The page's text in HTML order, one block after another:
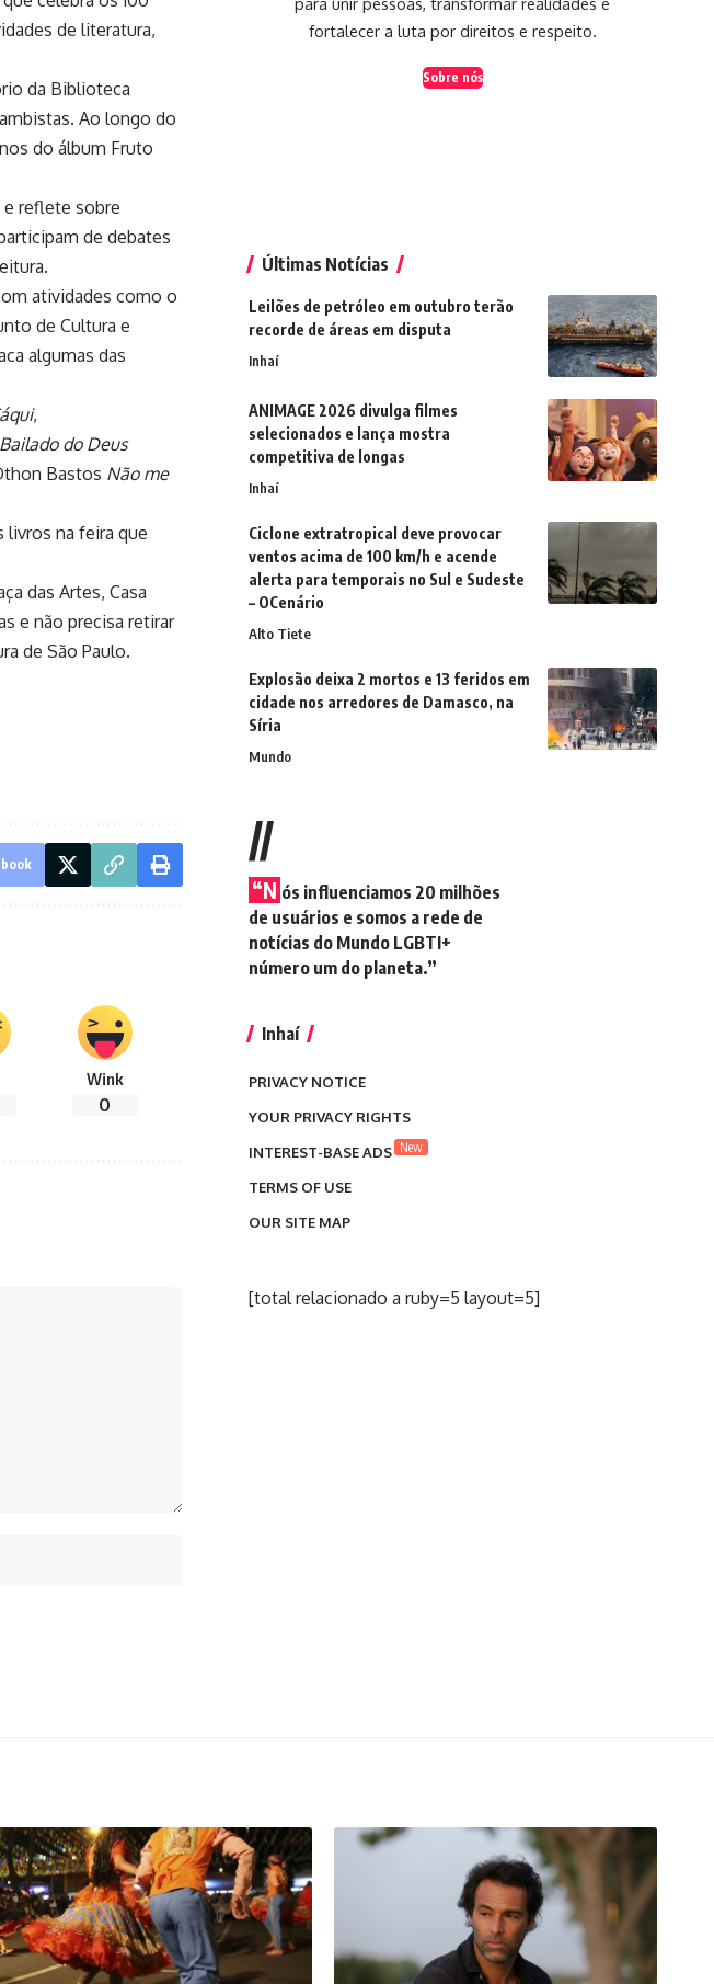
de literatura,
da Biblioteca
Ao longo do
do álbum Fruto
reflete sobre
de debates
atividades como o
de Cultura e
algumas das
,
do Deus
Bastos Não me
livros na feira que
das Artes, Casa
e não precisa retirar
de São Paulo.
Wink
0
fortalecer a luta por direitos e respeito.
Sobre nós
Últimas Notícias
Leilões de petróleo em outubro terão
recorde de áreas em disputa
Inhaí
ANIMAGE 2026 divulga filmes
selecionados e lança mostra
competitiva de longas
Inhaí
Ciclone extratropical deve provocar
ventos acima de 100 km/h e acende
alerta para temporais no Sul e Sudeste
– OCenário
Alto Tiete
Explosão deixa 2 mortos e 13 feridos em
cidade nos arredores de Damasco, na
Síria
Mundo
//
“N ós influenciamos 20 milhões
de usuários e somos a rede de
notícias do Mundo LGBTI+
número um do planeta.”
Inhaí
PRIVACY NOTICE
YOUR PRIVACY RIGHTS
INTEREST-BASE ADS New
TERMS OF USE
OUR SITE MAP
[total relacionado a ruby=5 layout=5]